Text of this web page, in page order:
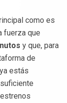
como es
fuerza que
y que, para
de
estás